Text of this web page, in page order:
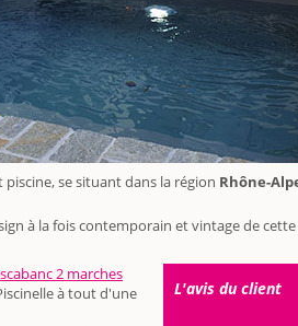
piscine, se situant dans la région Rhône-
à la fois contemporain et vintage de
L'avis du client
2 marches
à tout d'une